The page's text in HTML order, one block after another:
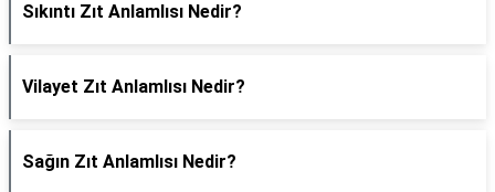
Sıkıntı Zıt Anlamlısı Nedir?
Vilayet Zıt Anlamlısı Nedir?
Sağın Zıt Anlamlısı Nedir?